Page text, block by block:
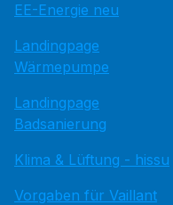
EE-Energie neu
Landingpage
Wärmepumpe
Landingpage
Badsanierung
Klima & Lüftung - hissu
Vorgaben für Vaillant